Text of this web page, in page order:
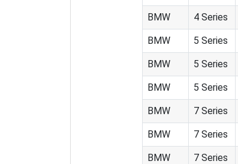
BMW 4 Series
BMW 5 Series
BMW 5 Series
BMW 5 Series
BMW 7 Series
BMW 7 Series
BMW 7 Series